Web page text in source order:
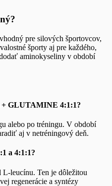
pre silových športovcov,
športy aj pre každého,
aminokyseliny v období
GLUTAMINE 4:1:1?
alebo po tréningu. V období
aj v netréningový deň.
a 4:1:1?
L-leucínu. Ten je dôležitou
regenerácie a syntézy